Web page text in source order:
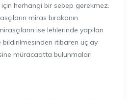
herhangi bir sebep gerekmez.
miras bırakanın
ise lehlerinde yapılan
itibaren üç ay
müracaatta bulunmaları